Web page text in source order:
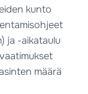
kunto
ja -aikataulu
määrä